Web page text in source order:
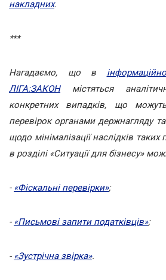
накладних.
***
Нагадаємо, що в
ЛІГА:ЗАКОНмістяться
конкретних випадків, що
перевірок органами держнагляду
щодо мінімалізації наслідків
в розділі «Ситуації для бізнесу»
- «Фіскальні перевірки»;
- «Письмові запити податківців»;
- «Зустрічна звірка».